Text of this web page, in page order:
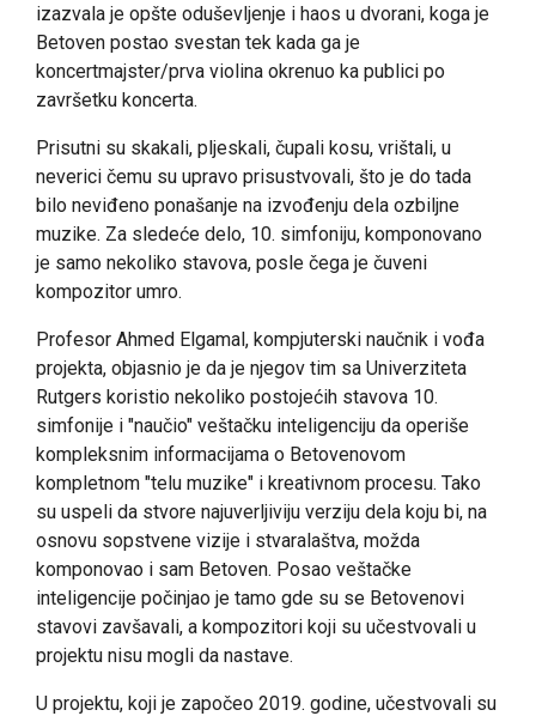
izazvala je opšte oduševljenje i haos u dvorani, koga je
Betoven postao svestan tek kada ga je
koncertmajster/prva violina okrenuo ka publici po
završetku koncerta.
Prisutni su skakali, pljeskali, čupali kosu, vrištali, u
neverici čemu su upravo prisustvovali, što je do tada
bilo neviđeno ponašanje na izvođenju dela ozbiljne
muzike. Za sledeće delo, 10. simfoniju, komponovano
je samo nekoliko stavova, posle čega je čuveni
kompozitor umro.
Profesor Ahmed Elgamal, kompjuterski naučnik i vođa
projekta, objasnio je da je njegov tim sa Univerziteta
Rutgers koristio nekoliko postojećih stavova 10.
simfonije i "naučio" veštačku inteligenciju da operiše
kompleksnim informacijama o Betovenovom
kompletnom "telu muzike" i kreativnom procesu. Tako
su uspeli da stvore najuverljiviju verziju dela koju bi, na
osnovu sopstvene vizije i stvaralaštva, možda
komponovao i sam Betoven. Posao veštačke
inteligencije počinjao je tamo gde su se Betovenovi
stavovi zavšavali, a kompozitori koji su učestvovali u
projektu nisu mogli da nastave.
U projektu, koji je započeo 2019. godine, učestvovali su